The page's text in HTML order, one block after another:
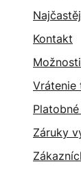
Kontakt
Vrátenie
Záruky